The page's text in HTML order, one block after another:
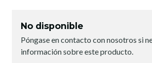
No disponible
Póngase en contacto con nosotros si
información sobre este producto.